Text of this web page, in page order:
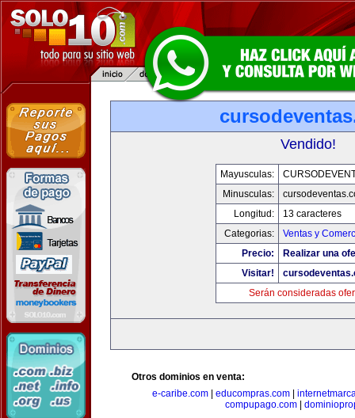
Vendido!
Mayusculas:
Minusculas:
Longitud:
13 caracteres
Categorias:
Ventas y
Precio:
Realizar una
Visitar!
Serán consideradas
Otros dominios en venta:
e-caribe.com| educompras.com|
compupago.com|